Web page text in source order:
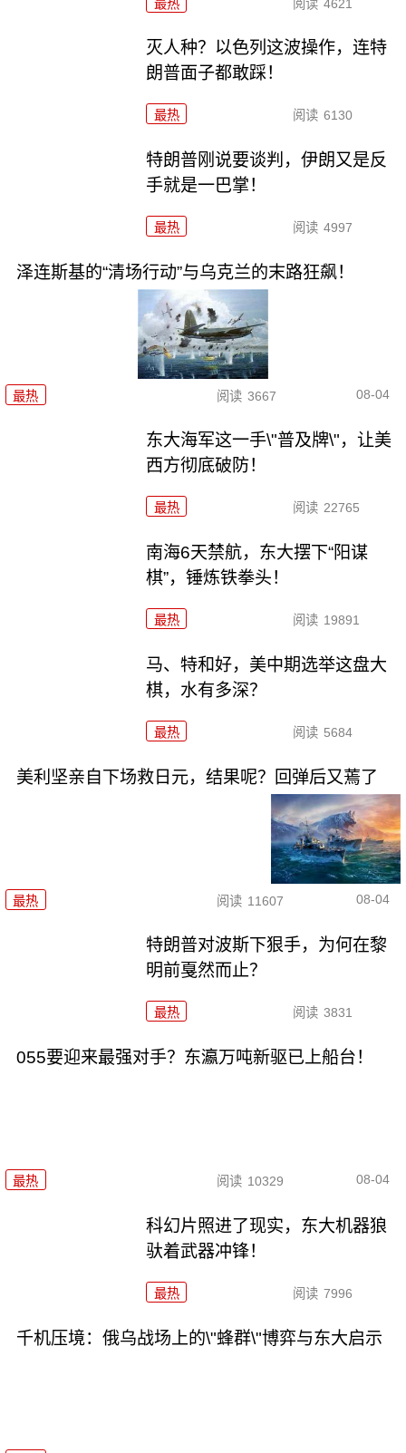
最热 阅读 4621
灭人种？以色列这波操作，连特
朗普面子都敢踩！
最热 阅读 6130
特朗普刚说要谈判，伊朗又是反
手就是一巴掌！
最热 阅读 4997
泽连斯基的“清场行动”与乌克兰的末路狂飙！
最热 阅读 3667 08-04
东大海军这一手\"普及牌\"，让美
西方彻底破防！
最热 阅读 22765
南海6天禁航，东大摆下“阳谋
棋”，锤炼铁拳头！
最热 阅读 19891
马、特和好，美中期选举这盘大
棋，水有多深？
最热 阅读 5684
美利坚亲自下场救日元，结果呢？回弹后又蔫了
最热 阅读 11607 08-04
特朗普对波斯下狠手，为何在黎
明前戛然而止？
最热 阅读 3831
055要迎来最强对手？东瀛万吨新驱已上船台！
最热 阅读 10329 08-04
科幻片照进了现实，东大机器狼
驮着武器冲锋！
最热 阅读 7996
千机压境：俄乌战场上的\"蜂群\"博弈与东大启示